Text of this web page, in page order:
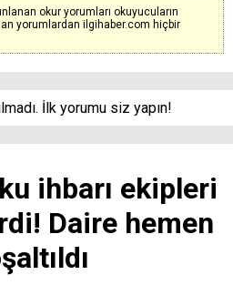
okur yorumları okuyucuların
yorumlardan ilgihaber.com hiçbir
İlk yorumu siz yapın!
ihbarı ekipleri
Daire hemen